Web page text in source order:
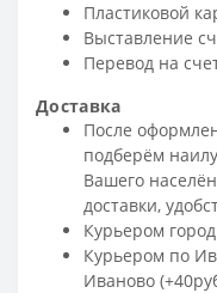
Пластиковой
Выставление
Перевод на
Доставка
После
подберём
Вашего
доставки,
Курьером
Курьером по
Иваново